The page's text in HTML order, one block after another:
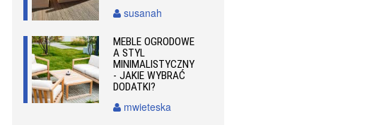
susanah
MEBLE OGRODOWE
A STYL
MINIMALISTYCZNY
- JAKIE WYBRAĆ
DODATKI?
mwieteska